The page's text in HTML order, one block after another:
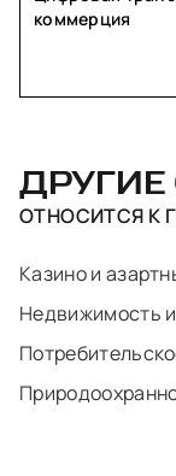
коммерция
ДРУГИЕ
ОТНОСИТСЯ К
Казино и
Недвижимость